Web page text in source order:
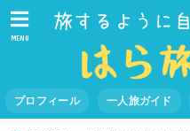
MENU
プロフィール 一人旅ガイド